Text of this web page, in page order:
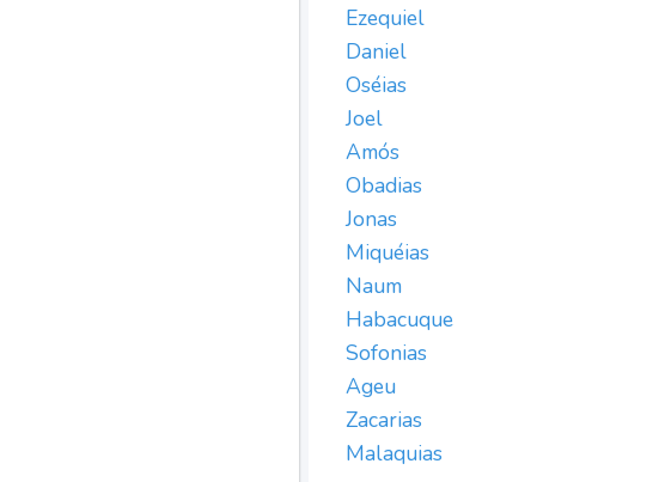
Ezequiel
Daniel
Oséias
Joel
Amós
Obadias
Jonas
Miquéias
Naum
Habacuque
Sofonias
Ageu
Zacarias
Malaquias